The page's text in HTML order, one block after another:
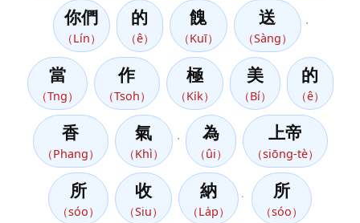
你們
（Lín）
的
（ê）
餽
（Kuī）
送
（Sàng）
當
（Tng）
作
（Tsoh）
極
（Ki̍k）
美
（Bí）
的
（ê）
香
（Phang）
氣
（Khì）
為
（ûi）
上帝
（siōng-tè）
所
（sóo）
收
（Siu）
納
（La̍p）
所
（sóo）